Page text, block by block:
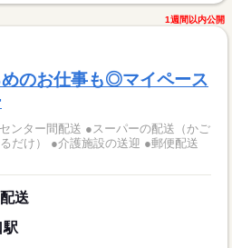
1週間以内公開
のお仕事も◎マイペース
ンター間配送 ●スーパーの配送（かご
だけ） ●介護施設の送迎 ●郵便配送
送
駅